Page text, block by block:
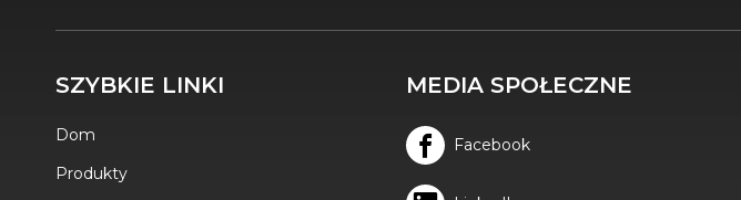
SZYBKIE LINKI
Dom
Produkty
MEDIA SPOŁECZNE
Facebook